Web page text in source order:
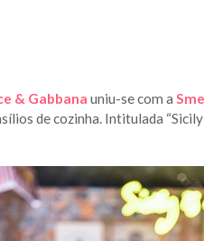
& Gabbana uniu-se com a
de cozinha. Intitulada